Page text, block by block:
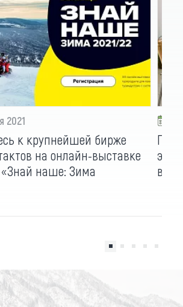
2021
к крупнейшей бирже
на онлайн-выставке
«Знай наше: Зима